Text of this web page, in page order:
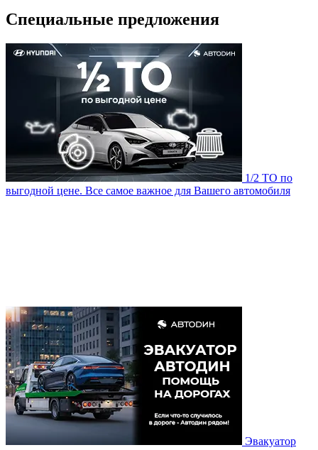
Специальные предложения
1/2 ТО по
выгодной цене. Все самое важное для Вашего автомобиля
Эвакуатор